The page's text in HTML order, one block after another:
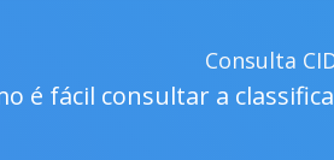
Consulta
é fácil consultar a